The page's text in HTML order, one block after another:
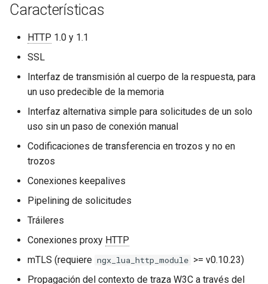
cache-purge
captcha
combined-upstreams
compression-normalize
compression-vary
concat
cookie-flag
cookie-limit
coolkit
connect_proxy
ssl_handshake
proxy_response
proxy_request
proxy_response
Características
HTTP 1.0 y 1.1
SSL
Interfaz de transmisión al cuerpo de la respuesta, para
un uso predecible de la memoria
Interfaz alternativa simple para solicitudes de un solo
uso sin un paso de conexión manual
Codificaciones de transferencia en trozos y no en
trozos
Conexiones keepalives
Pipelining de solicitudes
Tráileres
Conexiones proxy HTTP
mTLS (requiere ngx_lua_http_module >= v0.10.23)
Propagación del contexto de traza W3C a través del